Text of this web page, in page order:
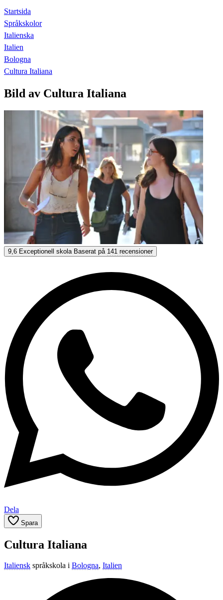
Startsida
Språkskolor
Italienska
Italien
Bologna
Cultura Italiana
Bild av Cultura Italiana
Cultura Italiana
9,6 Exceptionell Baserat på 141 recensioner
Få personlig rådgivning
9,6 Exceptionell skola Baserat på 141 recensioner
Dela
Spara
Cultura Italiana
Italiensk språkskola i Bologna, Italien